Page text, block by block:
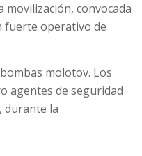
movilización, convocada
fuerte operativo de
molotov. Los
agentes de seguridad
durante la